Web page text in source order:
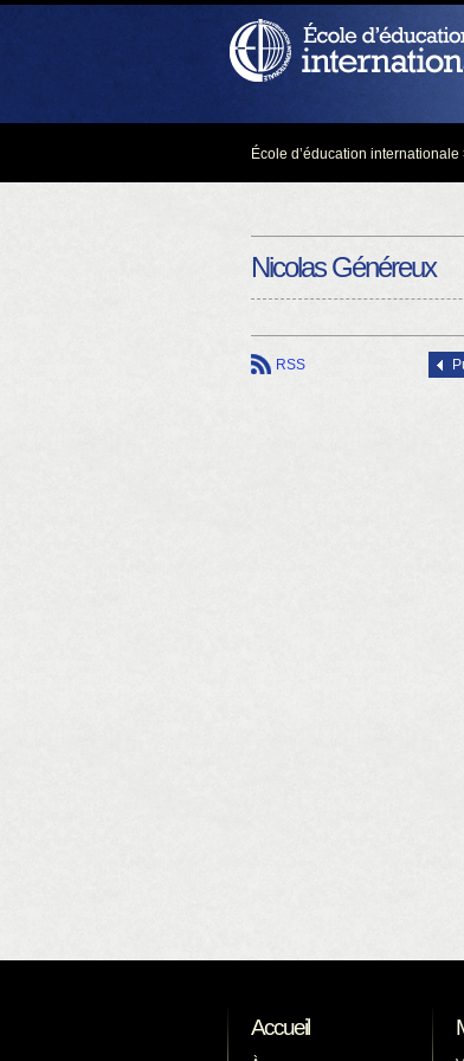
École d’éducation internationale
Nicolas Généreux
RSS
Accueil